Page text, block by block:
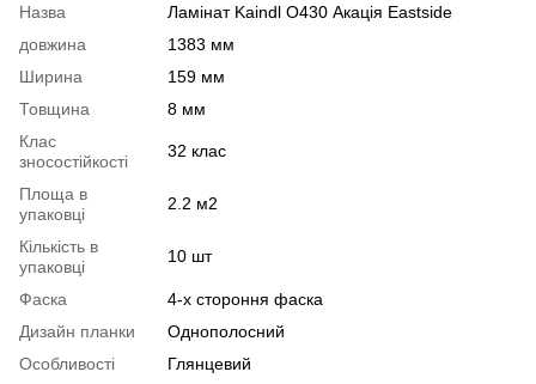
Назва
Ламінат Kaindl O430 Акація Eastside
довжина
1383 мм
Ширина
159 мм
Товщина
8 мм
Клас
зносостійкості
32 клас
Площа в
упаковці
2.2 м2
Кількість в
упаковці
10 шт
Фаска
4-х стороння фаска
Дизайн планки
Однополосний
Особливості
Глянцевий